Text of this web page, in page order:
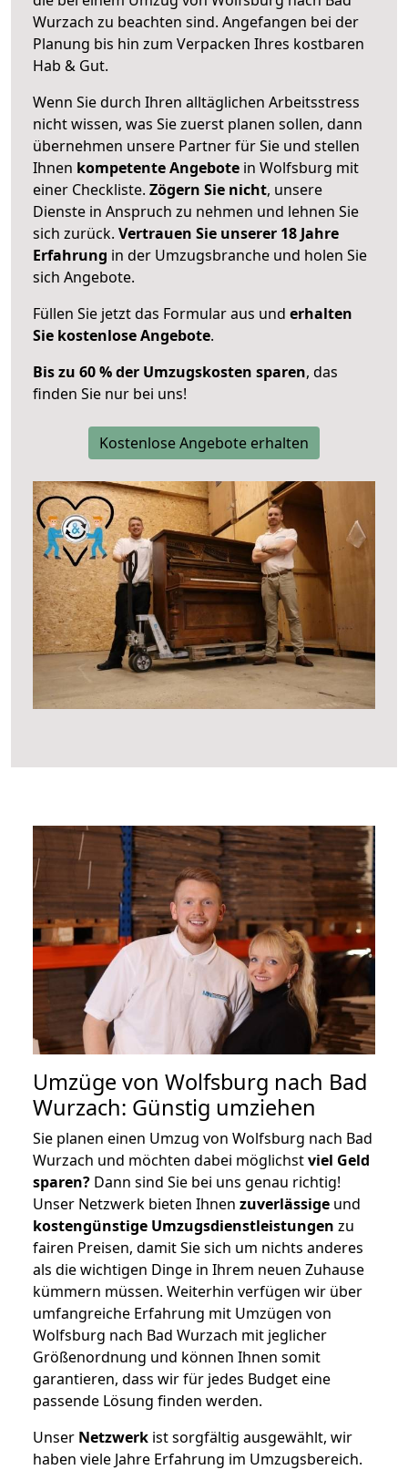
Wurzach zu beachten sind. Angefangen bei der
Planung bis hin zum Verpacken Ihres kostbaren
Hab & Gut.
Wenn Sie durch Ihren alltäglichen Arbeitsstress
nicht wissen, was Sie zuerst planen sollen, dann
übernehmen unsere Partner für Sie und stellen
Ihnen kompetente Angebote in Wolfsburg mit
einer Checkliste. Zögern Sie nicht, unsere
Dienste in Anspruch zu nehmen und lehnen Sie
sich zurück. Vertrauen Sie unserer 18 Jahre
Erfahrung in der Umzugsbranche und holen Sie
sich Angebote.
Füllen Sie jetzt das Formular aus und erhalten
Sie kostenlose Angebote.
Bis zu 60 % der Umzugskosten sparen, das
finden Sie nur bei uns!
Kostenlose Angebote erhalten
Umzüge von Wolfsburg nach Bad
Wurzach: Günstig umziehen
Sie planen einen Umzug von Wolfsburg nach Bad
Wurzach und möchten dabei möglichstviel Geld
sparen? Dann sind Sie bei uns genau richtig!
Unser Netzwerk bieten Ihnen zuverlässige und
kostengünstige Umzugsdienstleistungen zu
fairen Preisen, damit Sie sich um nichts anderes
als die wichtigen Dinge in Ihrem neuen Zuhause
kümmern müssen. Weiterhin verfügen wir über
umfangreiche Erfahrung mit Umzügen von
Wolfsburg nach Bad Wurzach mit jeglicher
Größenordnung und können Ihnen somit
garantieren, dass wir für jedes Budget eine
passende Lösung finden werden.
Unser Netzwerk ist sorgfältig ausgewählt, wir
haben viele Jahre Erfahrung im Umzugsbereich.